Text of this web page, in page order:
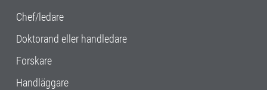
Chef/ledare
Doktorand eller handledare
Forskare
Handläggare